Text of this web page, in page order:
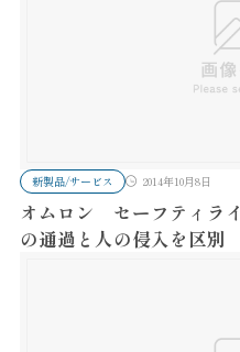
新製品/サービス 2014年10月8日
オムロン セーフティラ
の通過と人の侵入を区別